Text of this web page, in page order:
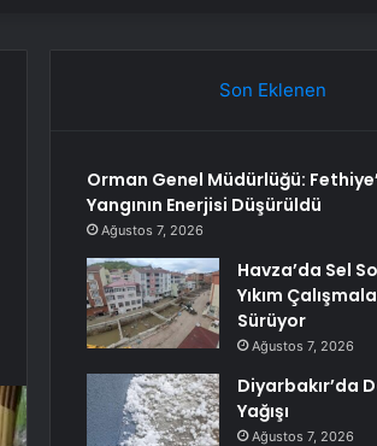
Son Eklenen
Orman Genel Müdürlüğü:
Yangının Enerjisi Düşürüldü
Ağustos 7, 2026
Havza’da Sel
Yıkım
Sürüyor
Ağustos 7, 2026
Diyarbakır’da
Yağışı
Ağustos 7, 2026